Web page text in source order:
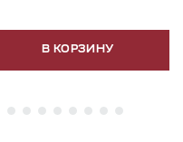
В КОРЗИНУ